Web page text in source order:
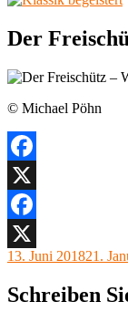
Der
© Michael Pöhn
Facebook
X
Facebook
X
Veröffentlicht
13. Juni 201821.
Schreiben